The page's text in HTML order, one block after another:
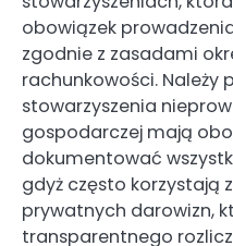
obowiązek
zgodnie z zasadami
rachunkowości. Należy
stowarzyszenia
gospodarczej mają
dokumentować
gdyż często korzystają
prywatnych darowizn,
transparentnego